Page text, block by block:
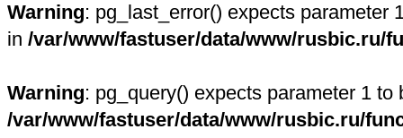
Warning: pg_last_error() expects parameter
in /var/www/fastuser/data/www/rusbic.ru/
Warning: pg_query() expects parameter 1
/var/www/fastuser/data/www/rusbic.ru/